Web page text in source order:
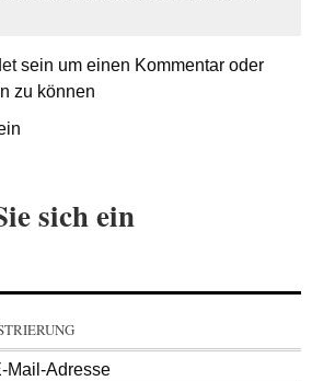
sein um einen Kommentar oder
zu können
sich ein
Mail-Adresse